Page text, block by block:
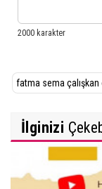
fatma sema çalışkan
İlginizi